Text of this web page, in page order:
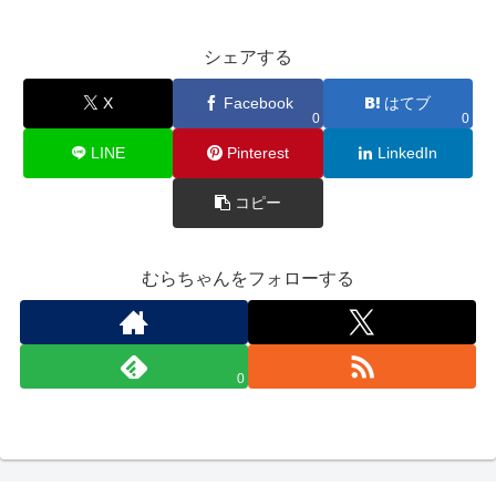
シェアする
X Facebook
0
はてブ
0
LINE Pinterest LinkedIn
コピー
むらちゃんをフォローする
0